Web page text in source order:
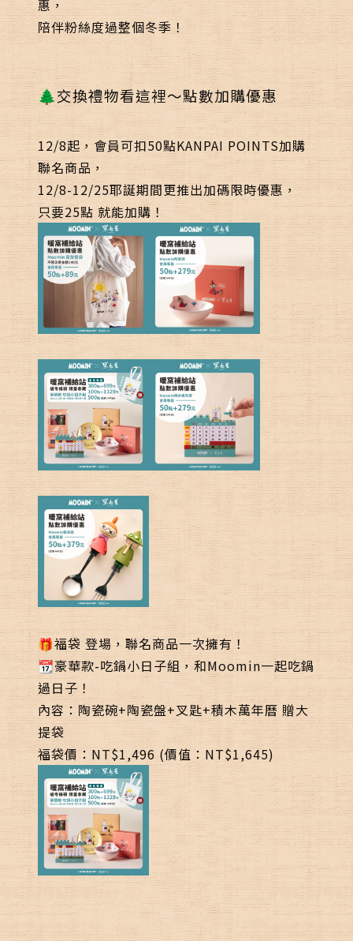
惠，
陪伴粉絲度過整個冬季！
🌲交換禮物看這裡～點數加購優惠
12/8起，會員可扣50點KANPAI POINTS加購
聯名商品，
12/8-12/25耶誕期間更推出加碼限時優惠，
只要25點 就能加購！
🎁福袋 登場，聯名商品一次擁有！
📆豪華款-吃鍋小日子組，和Moomin一起吃鍋
過日子！
內容：陶瓷碗+陶瓷盤+叉匙+積木萬年曆 贈大
提袋
福袋價：NT$1,496 (價值：NT$1,645)